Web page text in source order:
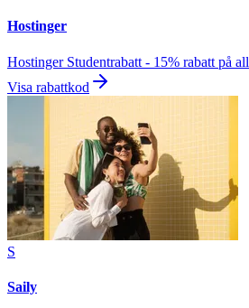
Hostinger
Hostinger Studentrabatt - 15% rabatt på
Visa rabattkod
S
Saily